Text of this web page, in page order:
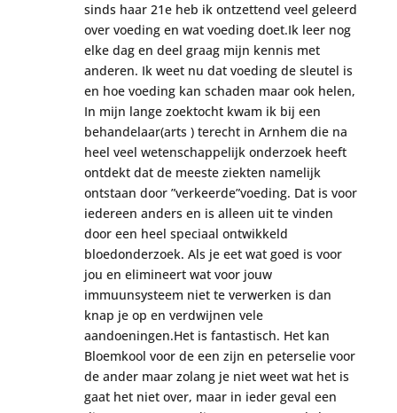
sinds haar 21e heb ik ontzettend veel geleerd
over voeding en wat voeding doet.Ik leer nog
elke dag en deel graag mijn kennis met
anderen. Ik weet nu dat voeding de sleutel is
en hoe voeding kan schaden maar ook helen,
In mijn lange zoektocht kwam ik bij een
behandelaar(arts ) terecht in Arnhem die na
heel veel wetenschappelijk onderzoek heeft
ontdekt dat de meeste ziekten namelijk
ontstaan door ”verkeerde”voeding. Dat is voor
iedereen anders en is alleen uit te vinden
door een heel speciaal ontwikkeld
bloedonderzoek. Als je eet wat goed is voor
jou en elimineert wat voor jouw
immuunsysteem niet te verwerken is dan
knap je op en verdwijnen vele
aandoeningen.Het is fantastisch. Het kan
Bloemkool voor de een zijn en peterselie voor
de ander maar zolang je niet weet wat het is
gaat het niet over, maar in ieder geval een